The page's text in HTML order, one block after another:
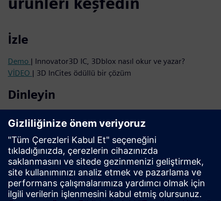
İzle
Demo | Innovator3D IC, 3Dblox nasıl okur ve yazar?
VİDEO | 3D InCites ödüllü bir çözüm
Dinleyin
dalgasını yönlendiren şey
Podcast| 3D IC'ler Neden Bir Zihniyet Değişimine İhtiyaç
Duyar ve Nasıl Gerçekleştirilir?
Oku
Broşür| Innovator3D IC çözüm paketi